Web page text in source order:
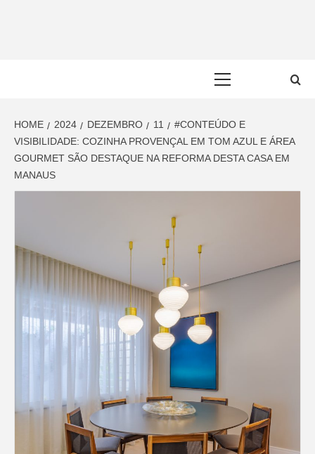
HOME 2024 DEZEMBRO 11
#CONTEÚDO E
VISIBILIDADE: COZINHA PROVENÇAL EM TOM AZUL E ÁREA
GOURMET SÃO DESTAQUE NA REFORMA DESTA CASA EM
MANAUS